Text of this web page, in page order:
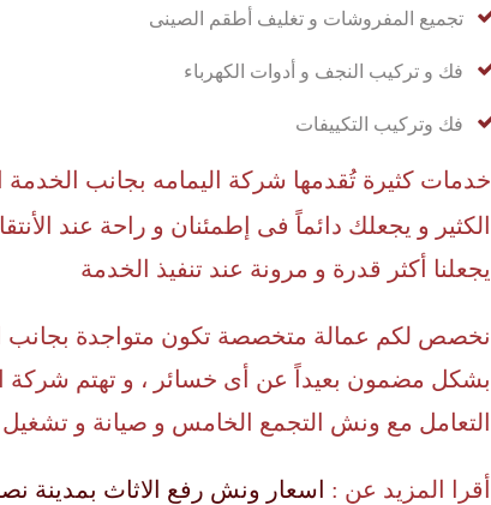
تجميع المفروشات و تغليف أطقم الصينى
فك و تركيب النجف و أدوات الكهرباء
فك وتركيب التكييفات
خدمات كثيرة تُقدمها شركة اليمامه بجانب الخدمة
الكثير و يجعلك دائماً فى إطمئنان و راحة عند
يجعلنا أكثر قدرة و مرونة عند تنفيذ الخدمة
نخصص لكم عمالة متخصصة تكون متواجدة بجانب
بشكل مضمون بعيداً عن أى خسائر ، و تهتم شركة
التعامل مع ونش التجمع الخامس و صيانة و تشغيل
أقرا المزيد عن : اسعار ونش رفع الاثاث بمدينة